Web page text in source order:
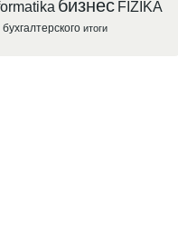
бизнес FIZIKA
бухгалтерского итоги